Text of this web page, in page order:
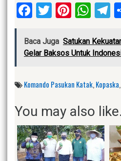
Facebook
Twitter
Baca Juga Satukan
Gelar Baksos Untuk
Komando Pasukan Katak,Kopaska,
You may also